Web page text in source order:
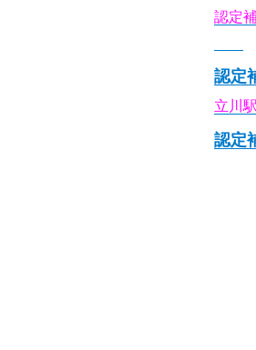
認定
認定
立川
認定